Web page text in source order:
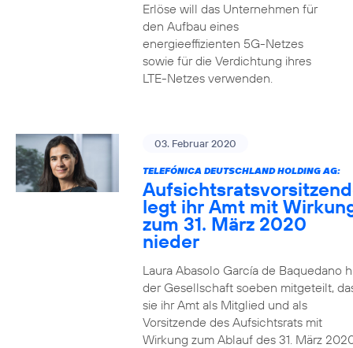
Erlöse will das Unternehmen für
den Aufbau eines
energieeffizienten 5G-Netzes
sowie für die Verdichtung ihres
LTE-Netzes verwenden.
03. Februar 2020
TELEFÓNICA DEUTSCHLAND HOLDING AG:
legt ihr Amt mit
zum 31. März 2020
nieder
Laura Abasolo García de Baquedano
der Gesellschaft soeben mitgeteilt,
sie ihr Amt als Mitglied und als
Vorsitzende des Aufsichtsrats mit
Wirkung zum Ablauf des 31. März